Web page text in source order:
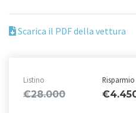
Scarica il PDF della vettura
Listino
€28.000
Risparmio